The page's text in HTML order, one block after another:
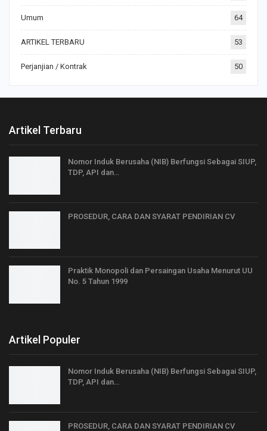
Umum 64
ARTIKEL TERBARU 53
Perjanjian / Kontrak 50
Artikel Terbaru
Nomor Induk Berusaha (NIB) Berfungsi Sebagai SIUP,
TDP, API dan…
PROSEDUR, CARA DAN SYARAT PENDIRIAN CV
Praktik Monopoli dan Persaingan Usaha Menurut UU
No. 5 Tahun 1999
Artikel Populer
Nomor Induk Berusaha (NIB) Berfungsi Sebagai SIUP,
TDP, API dan…
PROSEDUR, CARA DAN SYARAT PENDIRIAN CV